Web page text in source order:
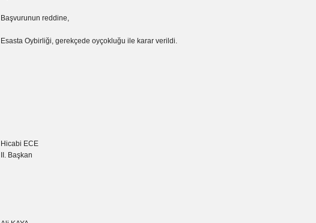
Başvurunun reddine,
Esasta Oybirliği, gerekçede oyçokluğu ile karar verildi.
Hicabi ECE
II. Başkan